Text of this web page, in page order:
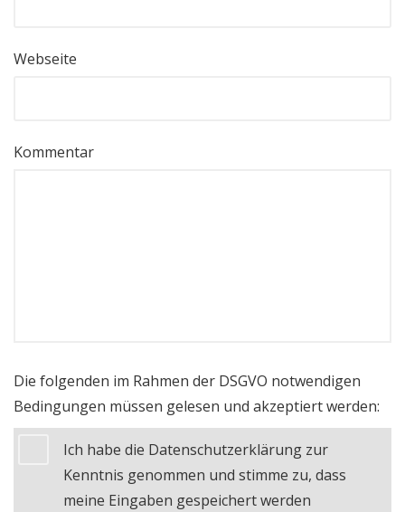
Webseite
Kommentar
Die folgenden im Rahmen der DSGVO notwendigen
Bedingungen müssen gelesen und akzeptiert werden:
Ich habe die Datenschutzerklärung zur
Kenntnis genommen und stimme zu, dass
meine Eingaben gespeichert werden